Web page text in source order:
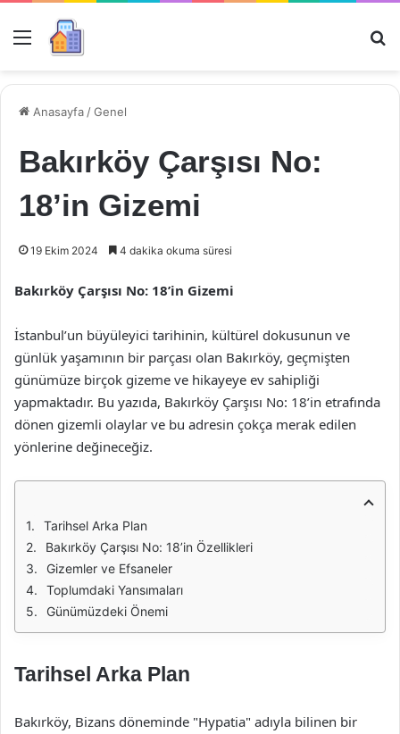
Menü
Anasayfa /Genel
Bakırköy Çarşısı No:
18’in Gizemi
19 Ekim 2024 4 dakika okuma süresi
Bakırköy Çarşısı No: 18’in Gizemi
İstanbul’un büyüleyici tarihinin, kültürel dokusunun ve
günlük yaşamının bir parçası olan Bakırköy, geçmişten
günümüze birçok gizeme ve hikayeye ev sahipliği
yapmaktadır. Bu yazıda, Bakırköy Çarşısı No: 18’in etrafında
dönen gizemli olaylar ve bu adresin çokça merak edilen
yönlerine değineceğiz.
Tarihsel Arka Plan
Bakırköy Çarşısı No: 18’in Özellikleri
Gizemler ve Efsaneler
Toplumdaki Yansımaları
Günümüzdeki Önemi
Tarihsel Arka Plan
Bakırköy, Bizans döneminde "Hypatia" adıyla bilinen bir